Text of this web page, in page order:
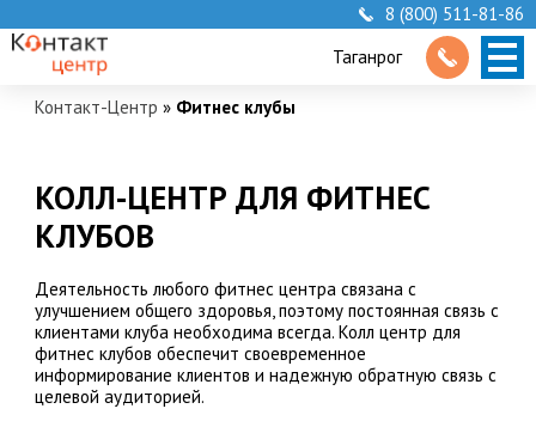
8 (800) 511-81-86
Таганрог
Контакт-Центр » Фитнес клубы
КОЛЛ-ЦЕНТР ДЛЯ ФИТНЕС
КЛУБОВ
Деятельность любого фитнес центра связана с
улучшением общего здоровья, поэтому постоянная связь с
клиентами клуба необходима всегда. Колл центр для
фитнес клубов обеспечит своевременное
информирование клиентов и надежную обратную связь с
целевой аудиторией.